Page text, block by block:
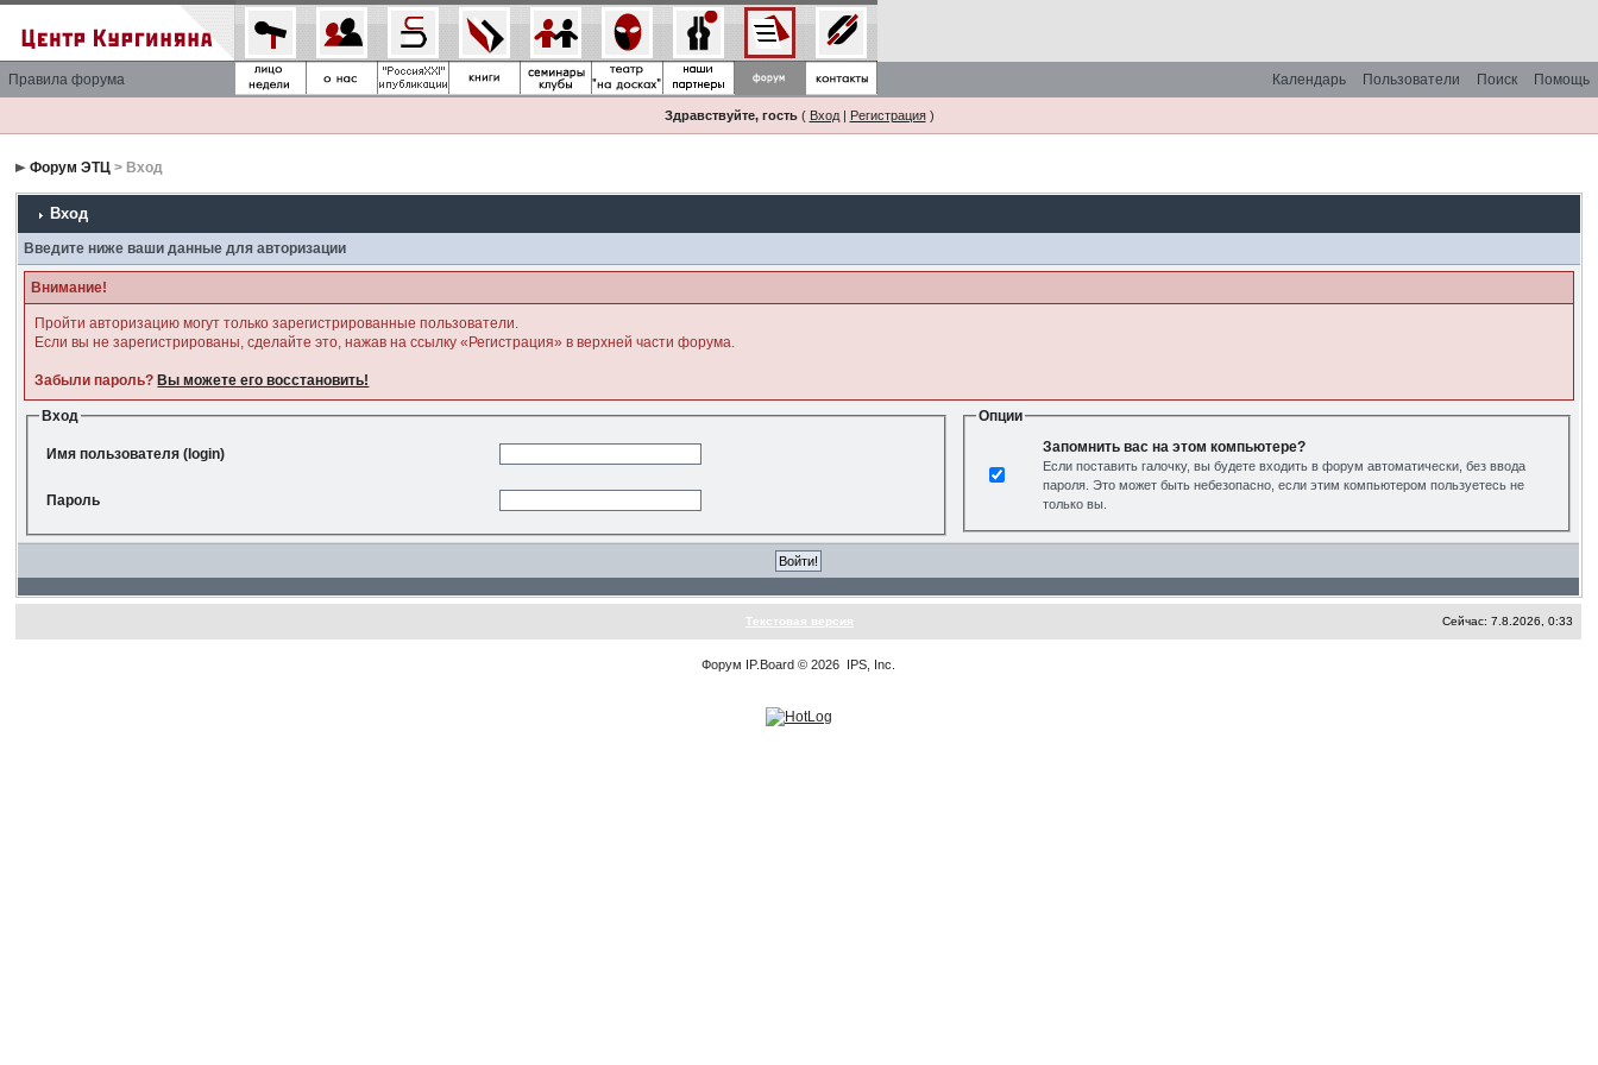
Правила форума Помощь
Поиск
Пользователи
Календарь
Здравствуйте, гость( Вход| Регистрация)
Форум ЭТЦ > Вход
Вход
Введите ниже ваши данные для авторизации
Внимание!
Пройти авторизацию могут только зарегистрированные пользователи.
Если вы не зарегистрированы, сделайте это, нажав на ссылку «Регистрация» в верхней части форума.
Забыли пароль? Вы можете его восстановить!
Вход
Имя пользователя (login)
Пароль
Опции
Запомнить вас на этом компьютере?
Если поставить галочку, вы будете входить в форум автоматически, без ввода
пароля. Это может быть небезопасно, если этим компьютером пользуетесь не
только вы.
Текстовая версия Сейчас: 7.8.2026, 0:33
Форум IP.Board © 2026 IPS, Inc